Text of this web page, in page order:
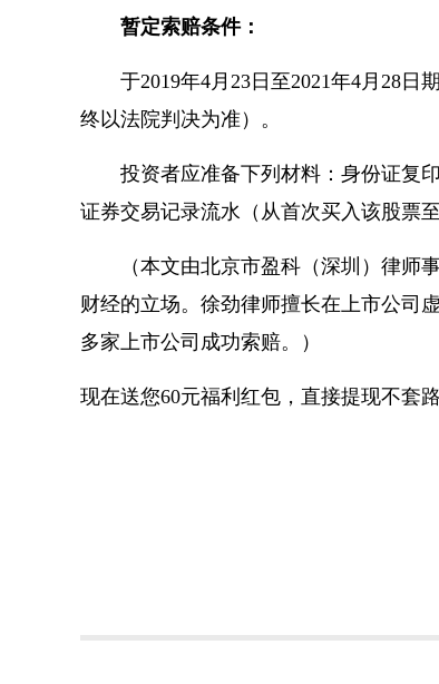
暂定索赔条件：
于2019年4月23日至2021年4月28
终以法院判决为准）。
投资者应准备下列材料：身份证复
证券交易记录流水（从首次买入该股票
（本文由北京市盈科（深圳）律师
财经的立场。徐劲律师擅长在上市公司
多家上市公司成功索赔。）
现在送您60元福利红包，直接提现不套